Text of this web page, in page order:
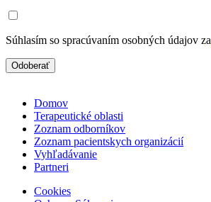
Súhlasím so spracúvaním osobných údajov za
Odoberať
Domov
Terapeutické oblasti
Zoznam odborníkov
Zoznam pacientskych organizácií
Vyhľadávanie
Partneri
Cookies